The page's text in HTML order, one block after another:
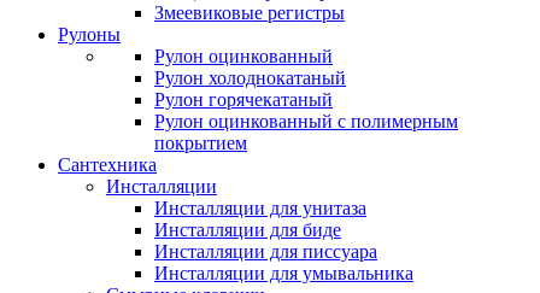
Змеевиковые регистры
Рулоны
Рулон оцинкованный
Рулон холоднокатаный
Рулон горячекатаный
Рулон оцинкованный с полимерным
покрытием
Сантехника
Инсталляции
Инсталляции для унитаза
Инсталляции для биде
Инсталляции для писсуара
Инсталляции для умывальника